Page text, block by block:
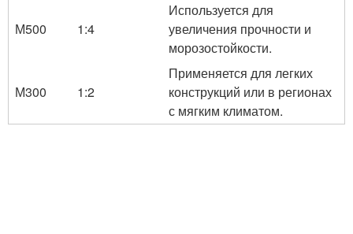
М500 1:4
Используется для
увеличения прочности и
морозостойкости.
М300 1:2
Применяется для легких
конструкций или в регионах
с мягким климатом.